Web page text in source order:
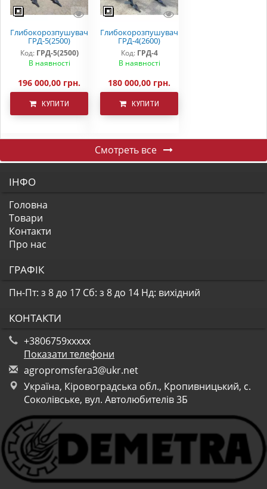
Глибокорозпушувач
ГРД-5(2500)
Код: ГРД-5(2500)
В наявності
196 000,00 грн.
КУПИТИ
Глибокорозпушувач
ГРД-4(2600)
Код: ГРД-4
В наявності
180 000,00 грн.
КУПИТИ
Смотреть все
ІНФО
Головна
Товари
Контакти
Про нас
ГРАФІК
Пн-Пт: з 8 до 17 Сб: з 8 до 14 Нд: вихідний
КОНТАКТИ
+3806759xxxxx
Показати телефони
agropromsfera3@ukr.net
Україна, Кіровоградська обл., Кропивницький, с.
Соколівське, вул. Автолюбителів 3Б